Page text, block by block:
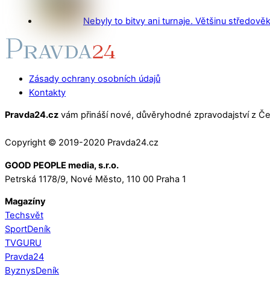
Nebyly to bitvy ani turnaje. Většinu
Zásady ochrany osobních údajů
Kontakty
Pravda24.cz vám přináší nové, důvěryhodné zpravodajství z
Copyright © 2019-2020 Pravda24.cz
GOOD PEOPLE media, s.r.o.
Petrská 1178/9, Nové Město, 110 00 Praha 1
Magazíny
Techsvět
SportDeník
TVGURU
Pravda24
ByznysDeník